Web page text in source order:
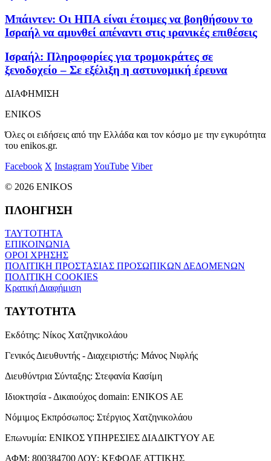
Μπάιντεν: Οι ΗΠΑ είναι έτοιμες να βοηθήσουν το
Ισραήλ να αμυνθεί απέναντι στις ιρανικές επιθέσεις
Ισραήλ: Πληροφορίες για τρομοκράτες σε
ξενοδοχείο – Σε εξέλιξη η αστυνομική έρευνα
ΔΙΑΦΗΜΙΣΗ
ENIKOS
Όλες οι ειδήσεις από την Ελλάδα και τον κόσμο με την εγκυρότητα
του enikos.gr.
Facebook X InstagramYouTube Viber
© 2026 ENIKOS
ΠΛΟΗΓΗΣΗ
ΤΑΥΤΟΤΗΤΑ
ΕΠΙΚΟΙΝΩΝΙΑ
ΟΡΟΙ ΧΡΗΣΗΣ
ΠΟΛΙΤΙΚΗ ΠΡΟΣΤΑΣΙΑΣ ΠΡΟΣΩΠΙΚΩΝ ΔΕΔΟΜΕΝΩΝ
ΠΟΛΙΤΙΚΗ COOKIES
Κρατική Διαφήμιση
ΤΑΥΤΟΤΗΤΑ
Εκδότης: Νίκος Χατζηνικολάου
Γενικός Διευθυντής - Διαχειριστής: Μάνος Νιφλής
Διευθύντρια Σύνταξης: Στεφανία Κασίμη
Ιδιοκτησία - Δικαιούχος domain: ENIKOS AE
Νόμιμος Εκπρόσωπος: Στέργιος Χατζηνικολάου
Επωνυμία: ΕΝΙΚΟΣ ΥΠΗΡΕΣΙΕΣ ΔΙΑΔΙΚΤΥΟΥ ΑΕ
ΑΦΜ: 800384700 ΔΟΥ: ΚΕΦΟΔΕ ΑΤΤΙΚΗΣ